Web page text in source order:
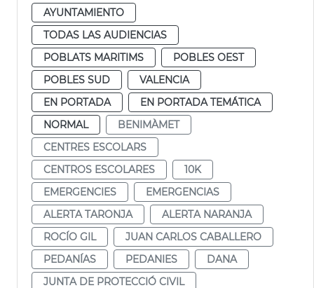
AYUNTAMIENTO
TODAS LAS AUDIENCIAS
POBLATS MARITIMS
POBLES OEST
POBLES SUD
VALENCIA
EN PORTADA
EN PORTADA TEMÁTICA
NORMAL
BENIMÀMET
CENTRES ESCOLARS
CENTROS ESCOLARES
10K
EMERGENCIES
EMERGENCIAS
ALERTA TARONJA
ALERTA NARANJA
ROCÍO GIL
JUAN CARLOS CABALLERO
PEDANÍAS
PEDANIES
DANA
JUNTA DE PROTECCIÓ CIVIL